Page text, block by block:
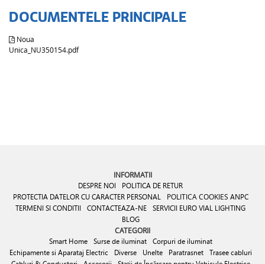
DOCUMENTELE PRINCIPALE
Noua
Unica_NU350154.pdf
INFORMATII
DESPRE NOI
POLITICA DE RETUR
PROTECTIA DATELOR CU CARACTER PERSONAL
POLITICA COOKIES ANPC
TERMENI SI CONDITII
CONTACTEAZA-NE SERVICII EURO VIAL LIGHTING
BLOG
CATEGORII
Smart Home Surse de iluminat
Corpuri de iluminat
Echipamente si Aparataj Electric
Diverse Unelte Paratrasnet
Trasee cabluri